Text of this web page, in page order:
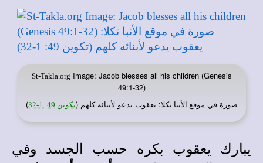
St-Takla.org Image: Jacob blesses all his children (Genesis
49:1-32)
صورة في موقع الأنبا تكلا: يعقوب يدعو لأبنائه كلهم (تكوين 49: 1-32 )
يبارك يعقوب بكره حسب الجسد وفي